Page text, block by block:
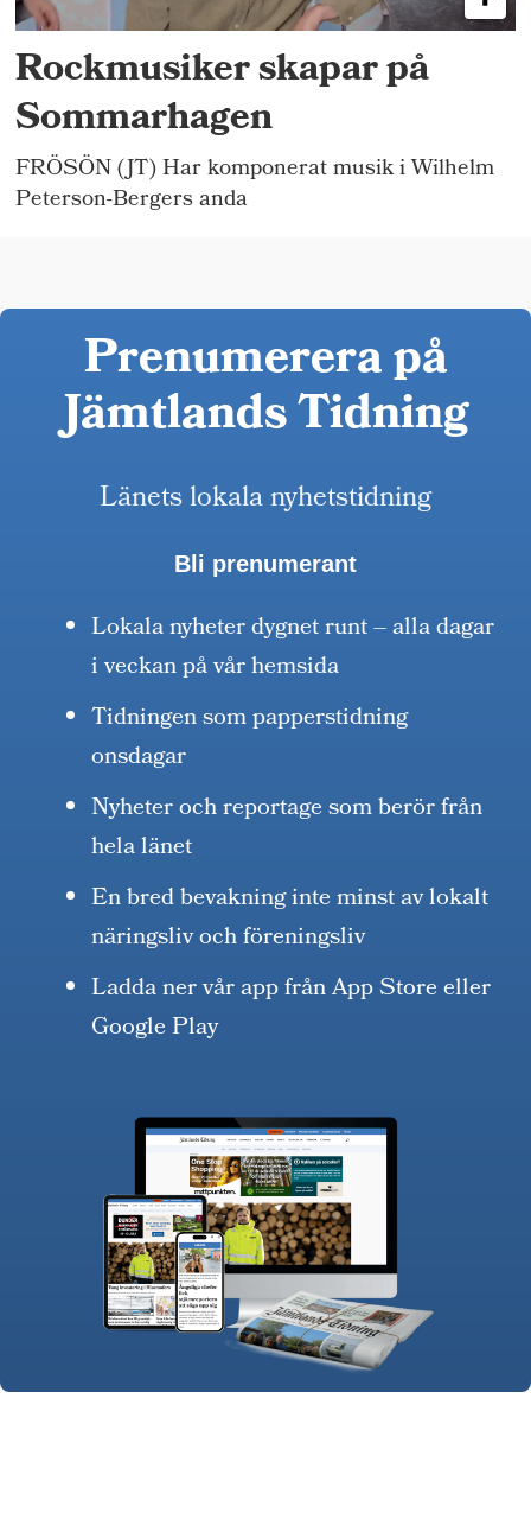
Rockmusiker skapar på
Sommarhagen
FRÖSÖN (JT) Har komponerat musik i Wilhelm
Peterson-Bergers anda
Prenumerera på
Jämtlands Tidning
Länets lokala nyhetstidning
Bli prenumerant
Lokala nyheter dygnet runt – alla dagar
i veckan på vår hemsida
Tidningen som papperstidning
onsdagar
Nyheter och reportage som berör från
hela länet
En bred bevakning inte minst av lokalt
näringsliv och föreningsliv
Ladda ner vår app från App Store eller
Google Play